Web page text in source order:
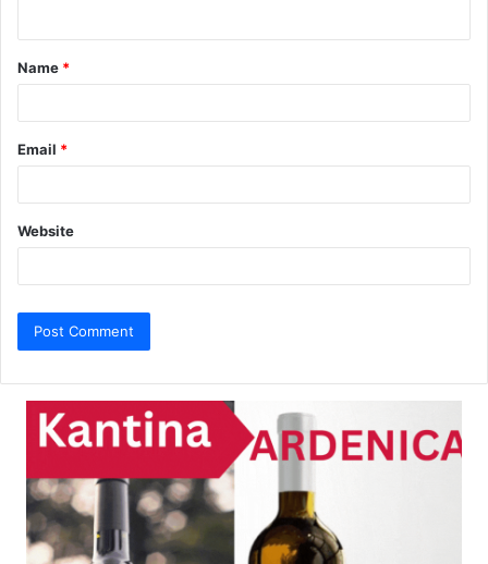
t
*
Name *
Email *
Website